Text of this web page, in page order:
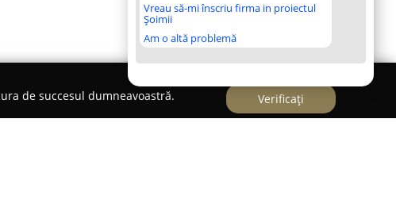
Vreau să-mi înscriu firma in proiectul
Șoimii
Am o altă problemă
de succesul dumneavoastră.
Verificați